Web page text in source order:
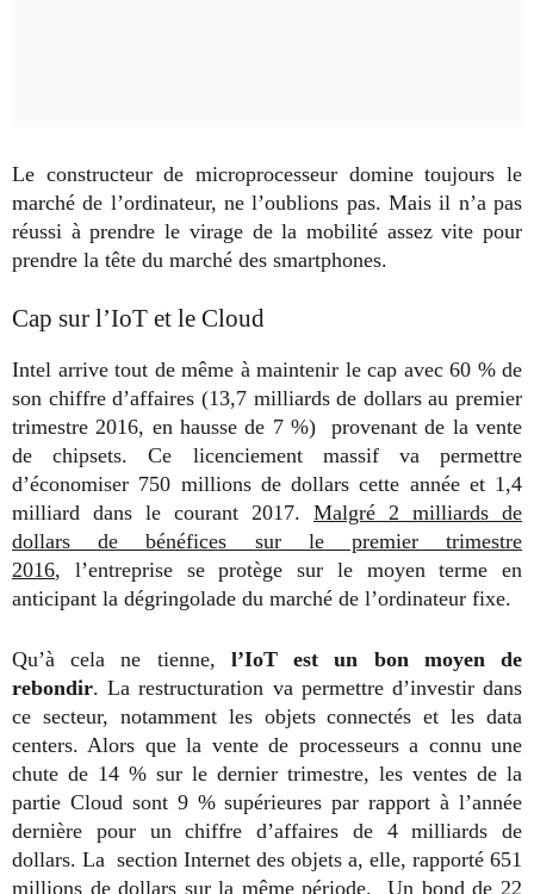
Le constructeur de microprocesseur domine toujours le
marché de l’ordinateur, ne l’oublions pas. Mais il n’a pas
réussi à prendre le virage de la mobilité assez vite pour
prendre la tête du marché des smartphones.
Cap sur l’IoT et le Cloud
Intel arrive tout de même à maintenir le cap avec 60 % de
son chiffre d’affaires (13,7 milliards de dollars au premier
trimestre 2016, en hausse de 7 %) provenant de la vente
de chipsets. Ce licenciement massif va permettre
d’économiser 750 millions de dollars cette année et 1,4
milliard dans le courant 2017. Malgré 2 milliards de
dollars de bénéfices sur le premier trimestre
2016, l’entreprise se protège sur le moyen terme en
anticipant la dégringolade du marché de l’ordinateur fixe.
Qu’à cela ne tienne, l’IoT est un bon moyen de
rebondir. La restructuration va permettre d’investir dans
ce secteur, notamment les objets connectés et les data
centers. Alors que la vente de processeurs a connu une
chute de 14 % sur le dernier trimestre, les ventes de la
partie Cloud sont 9 % supérieures par rapport à l’année
dernière pour un chiffre d’affaires de 4 milliards de
dollars. La section Internet des objets a, elle, rapporté 651
millions de dollars sur la même période. Un bond de 22